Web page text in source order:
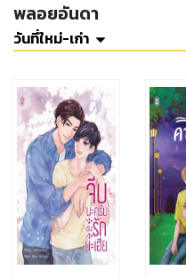
พลอยอันดา
วันที่ใหม่-เก่า